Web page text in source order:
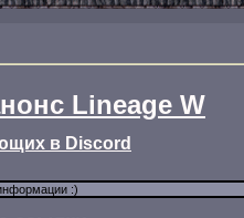
Lineage W
в Discord